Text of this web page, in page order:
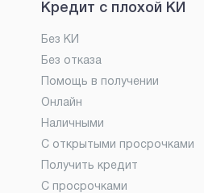
Кредит с плохой КИ
Без КИ
Без отказа
Помощь в получении
Онлайн
Наличными
С открытыми просрочками
Получить кредит
С просрочками